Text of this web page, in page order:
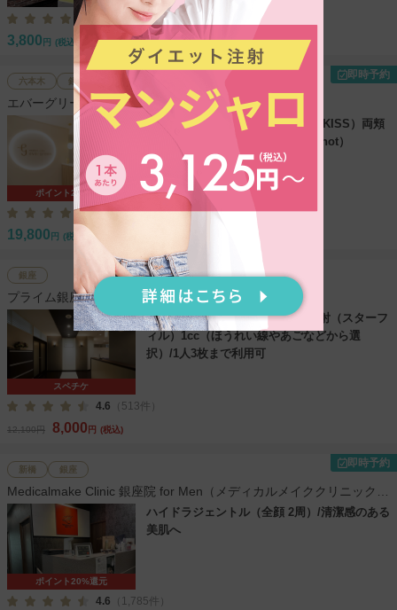
4.3 （608件）
3,800 円 (税込)
六本木 銀座 銀座一丁目
即時予約
エバーグリーンメディカルクリニック
ポイント20%還元
【キャンペーン】HIFU（オリジオKISS）両頬
＋フェイスライン＋あご下（300shot）
4.5（39件）
19,800 円 (税込) ※アプリで8/16まで3,960pt還元
銀座
プライム銀座クリニック
スペチケ
【キャンペーン】ヒアルロン酸注射（スターフ
ィル）1cc（ほうれい線やあごなどから選
択）/1人3枚まで利用可
4.6 （513件）
12,100円 8,000 円 (税込)
新橋 銀座
即時予約
Medicalmake Clinic 銀座院 for Men（メディカルメイククリニック
銀座院）
ポイント20%還元
ハイドラジェントル（全顔 2周）/清潔感のある
美肌へ
4.6 （1,785件）